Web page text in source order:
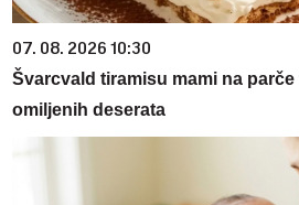
07. 08. 2026 10:30
Švarcvald tiramisu mami na
omiljenih deserata